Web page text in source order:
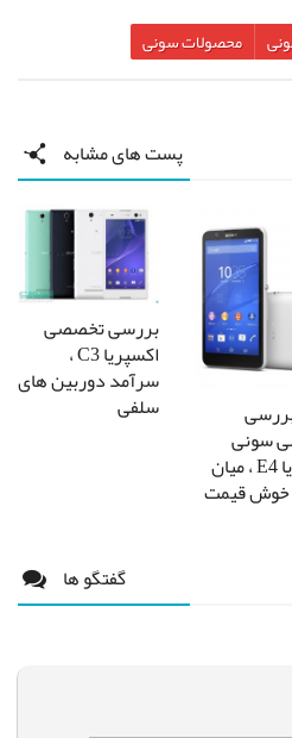
محصولات سونی
پست های مشابه
سونی
اکسپریا E4 ، میان
خوش قیمت
بررسی تخصصی
اکسپریا C3 ،
سرآمد دوربین های
سلفی
گفتگو ها